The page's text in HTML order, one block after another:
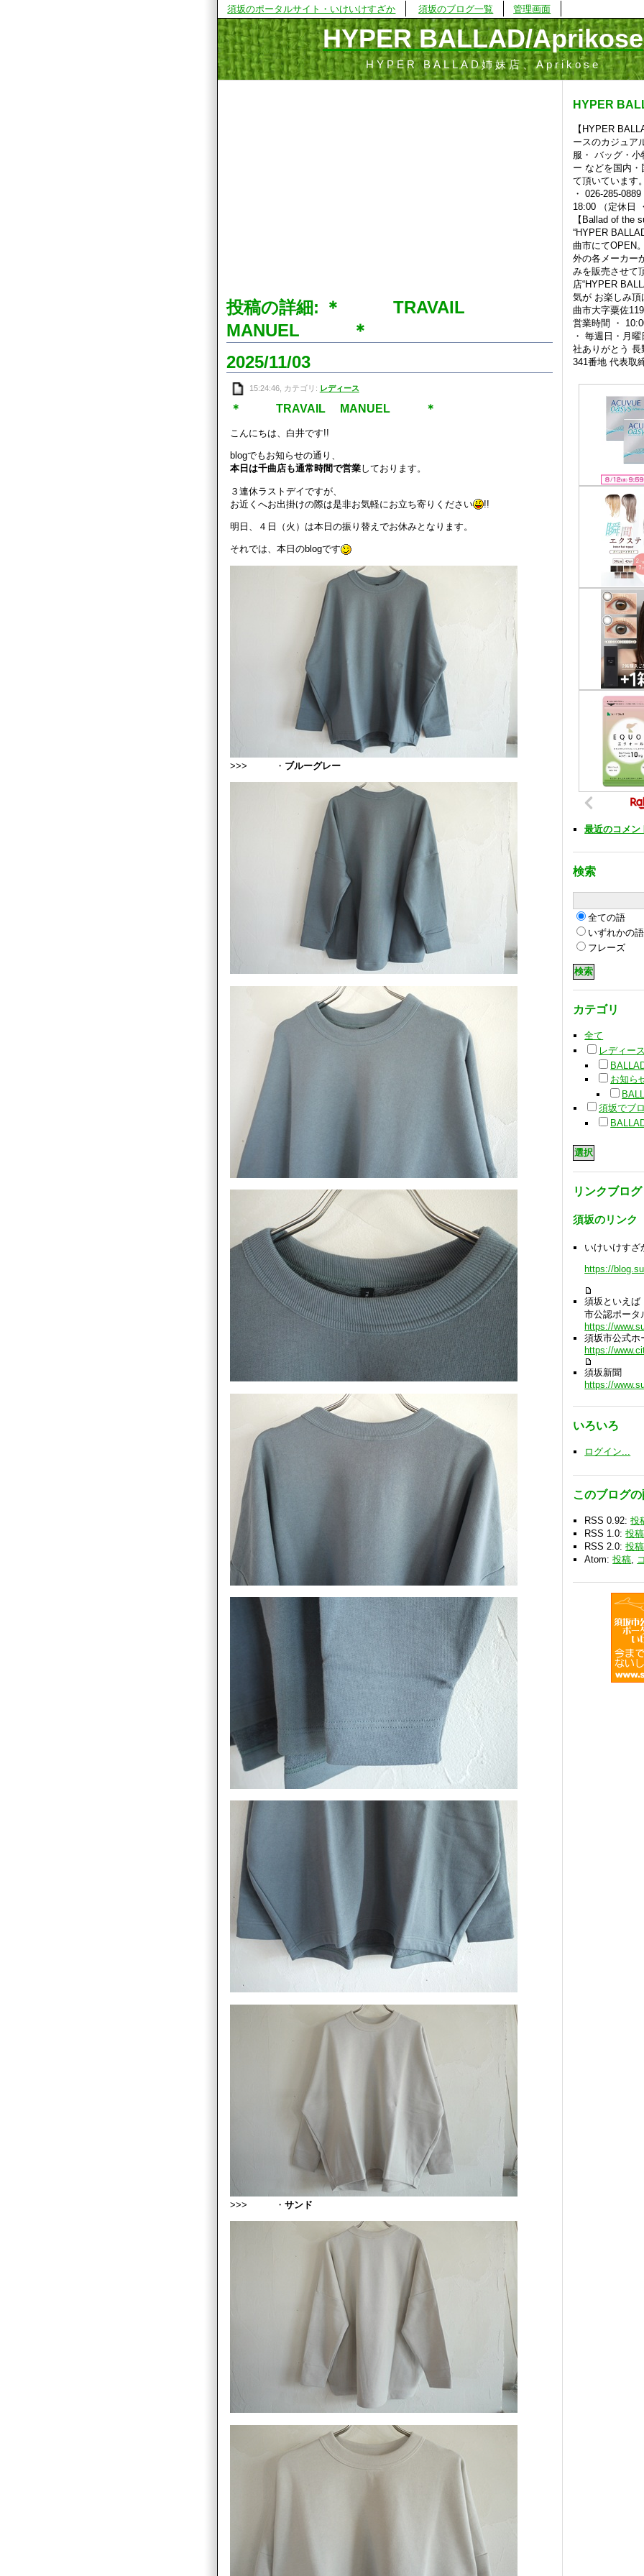
須坂のポータルサイト・いけいけすざか 須坂のブログ一覧 管理画面
HYPER BALLAD/Aprikose
HYPER BALLAD姉妹店、Aprikose
投稿の詳細: ＊ TRAVAIL
MANUEL ＊
2025/11/03
15:24:46, カテゴリ: レディース
＊ TRAVAIL MANUEL ＊
こんにちは、白井です!!
blogでもお知らせの通り、
本日は千曲店も通常時間で営業しております。
３連休ラストデイですが、
お近くへお出掛けの際は是非お気軽にお立ち寄りください
!!
明日、４日（火）は本日の振り替えでお休みとなります。
それでは、本日のblogです
>>> ・ ブルーグレー
>>> ・ サンド
HYPER
【HYPER
ースのカジュア
服・ バッグ・
ー などを国内
て頂いています
・ 026-285-
18:00 （定休日
【Ballad of the
“HYPER
曲市にてOPEN
外の各メーカー
みを販売させて
店“HYPER
気が お楽しみ
曲市大字粟佐
営業時間 ・
・ 毎週日・月
社ありがとう
341番地 代表
最近のコメン
検索
全ての語
いずれかの語
フレーズ
カテゴリ
全て
レディー
お知ら
須坂でブ
リンクブログ
須坂のリンク
いけいけすざ
https://
須坂といえば
市公認ポータ
https://
須坂市公式ホ
https://
須坂新聞
https://
いろいろ
ログイン...
このブログ
RSS 0.92:投
RSS 1.0:投稿
RSS 2.0:投稿
Atom:投稿